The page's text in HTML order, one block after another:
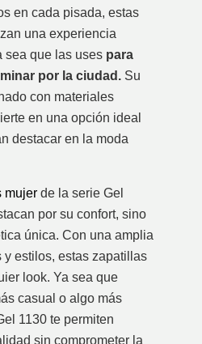
en cada pisada, estas
una experiencia
sea que las uses para
por la ciudad. Su
con materiales
en una opción ideal
destacar en la moda
mujer de la serie Gel
por su confort, sino
única. Con una amplia
y estilos, estas zapatillas
look. Ya sea que
casual o algo más
1130 te permiten
sin comprometer la